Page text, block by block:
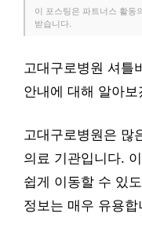
이 포스팅은 파트너스 활동
받습니다.
고대구로병원 셔틀
안내에 대해 알아보
고대구로병원은 많
의료 기관입니다.
쉽게 이동할 수 있
정보는 매우 유용합